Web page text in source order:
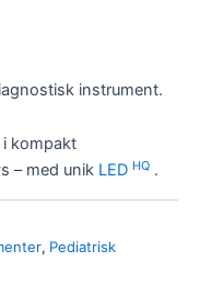
instrument.
i kompakt
– med unik LED HQ .
, Pediatrisk